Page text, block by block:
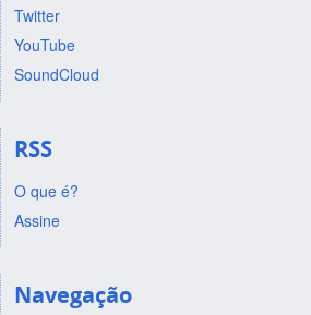
Twitter
YouTube
SoundCloud
RSS
O que é?
Assine
Navegação